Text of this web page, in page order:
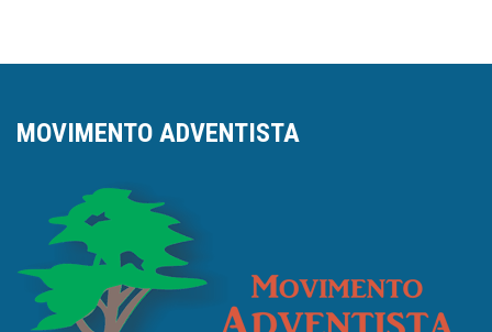
MOVIMENTO ADVENTISTA